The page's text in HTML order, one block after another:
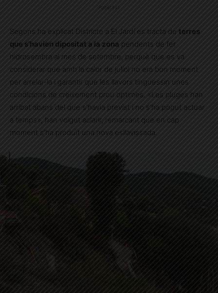
Publicitat
Segons ha explicat Districte a El Jardí es tracta de terres
que s’havien dipositat a la zona pendents de fer
hidrosembra al mes de setembre, perquè que es va
considerar que amb la calor de juliol no era bon moment
per arrelar-la i garantir que les llavors tinguessin unes
condicions de creixement prou optimes. «Les pluges han
arribat abans del que s’havia previst i no s’ha pogut actuar
a temps», han volgut aclarir, remarcant que en cap
moment s’ha produït una nova esllavissada.